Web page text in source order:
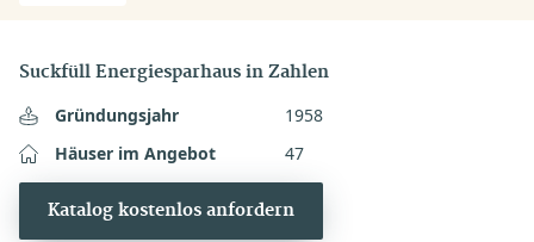
Suckfüll Energiesparhaus in Zahlen
Gründungsjahr
1958
Häuser im Angebot
47
Katalog kostenlos anfordern